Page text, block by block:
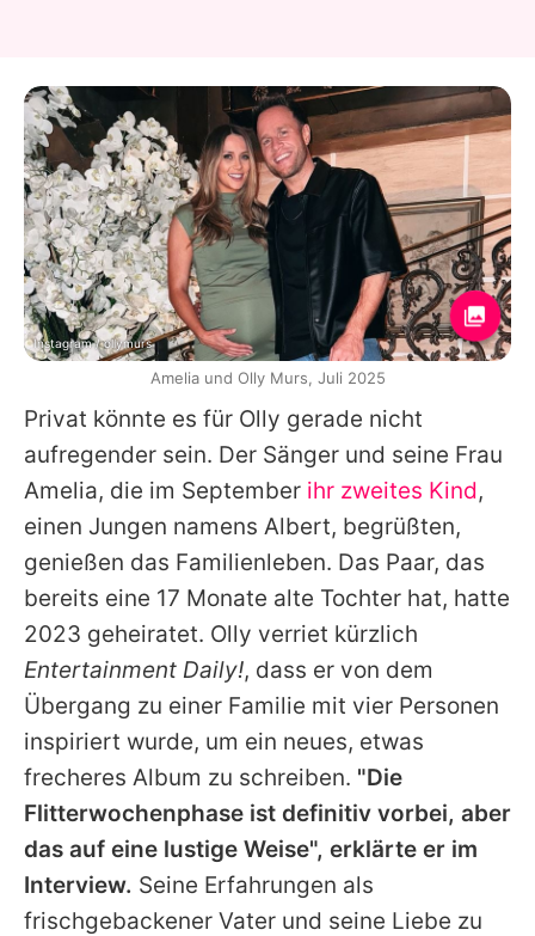
Privat könnte es für Olly gerade nicht
aufregender sein. Der Sänger und seine Frau
Amelia, die im September ihr zweites Kind,
einen Jungen namens Albert, begrüßten,
genießen das Familienleben. Das Paar, das
bereits eine 17 Monate alte Tochter hat, hatte
2023 geheiratet. Olly verriet kürzlich
Entertainment Daily!, dass er von dem
Übergang zu einer Familie mit vier Personen
inspiriert wurde, um ein neues, etwas
frecheres Album zu schreiben. "Die
Flitterwochenphase ist definitiv vorbei, aber
das auf eine lustige Weise", erklärte er im
Interview. Seine Erfahrungen als
frischgebackener Vater und seine Liebe zu
Instagram / ollymurs
Amelia und Olly Murs, Juli 2025